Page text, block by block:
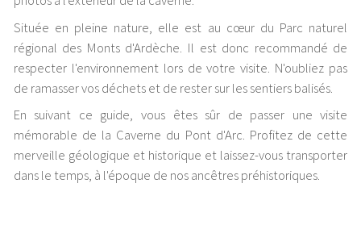
Située en pleine nature, elle est au cœur du Parc naturel
régional des Monts d'Ardèche. Il est donc recommandé de
respecter l'environnement lors de votre visite. N'oubliez pas
de ramasser vos déchets et de rester sur les sentiers balisés.
En suivant ce guide, vous êtes sûr de passer une visite
mémorable de la Caverne du Pont d'Arc. Profitez de cette
merveille géologique et historique et laissez-vous transporter
dans le temps, à l'époque de nos ancêtres préhistoriques.